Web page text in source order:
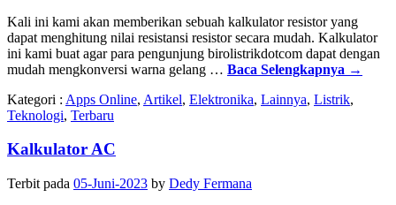
Kali ini kami akan memberikan sebuah kalkulator resistor yang
dapat menghitung nilai resistansi resistor secara mudah. Kalkulator
ini kami buat agar para pengunjung birolistrikdotcom dapat dengan
mudah mengkonversi warna gelang … Baca Selengkapnya →
Kategori : Apps Online, Artikel, Elektronika, Lainnya, Listrik,
Teknologi, Terbaru
Kalkulator AC
Terbit pada 05-Juni-2023 by Dedy Fermana